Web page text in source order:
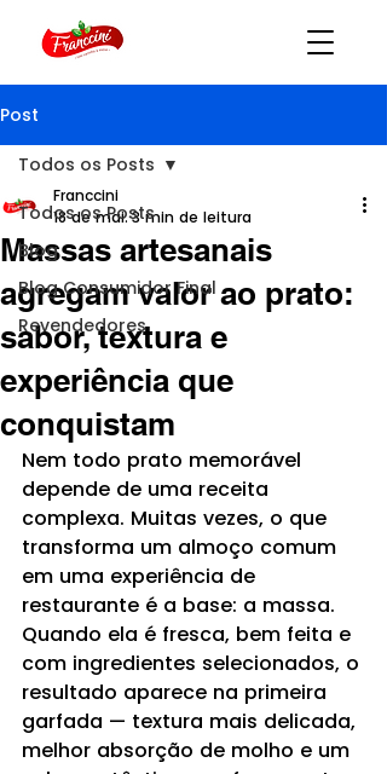
Post
Todos os Posts
Blog
Blog Consumidor Final
Revendedores
Todos os Posts
Massas artesanais
agregam valor ao prato:
sabor, textura e
experiência que
conquistam
Franccini
18 de mai. 3 min de leitura
Nem todo prato memorável
depende de uma receita
complexa. Muitas vezes, o que
transforma um almoço comum
em uma experiência de
restaurante é a base: a massa.
Quando ela é fresca, bem feita e
com ingredientes selecionados, o
resultado aparece na primeira
garfada — textura mais delicada,
melhor absorção de molho e um